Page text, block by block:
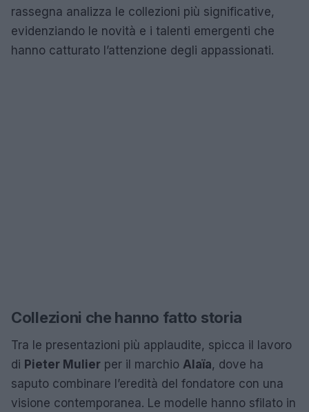
rassegna analizza le collezioni più significative,
evidenziando le novità e i talenti emergenti che
hanno catturato l’attenzione degli appassionati.
Collezioni che hanno fatto storia
Tra le presentazioni più applaudite, spicca il lavoro
di Pieter Mulier per il marchio Alaïa, dove ha
saputo combinare l’eredità del fondatore con una
visione contemporanea. Le modelle hanno sfilato in